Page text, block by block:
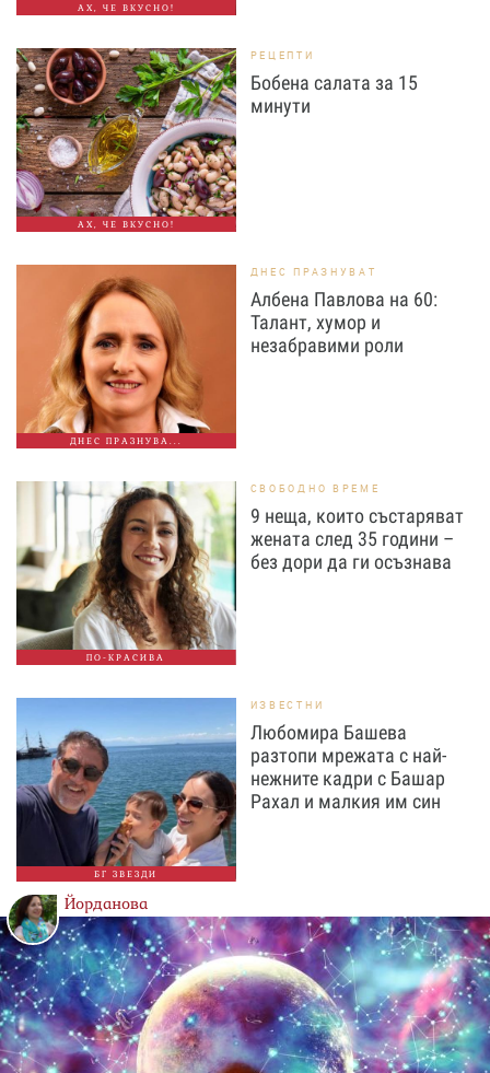
АХ, ЧЕ ВКУСНО!
АХ, ЧЕ ВКУСНО!
РЕЦЕПТИ
Бобена салата за 15
минути
ДНЕС ПРАЗНУВА...
ДНЕС ПРАЗНУВАТ
Албена Павлова на 60:
Талант, хумор и
незабравими роли
ПО-КРАСИВА
СВОБОДНО ВРЕМЕ
9 неща, които състаряват
жената след 35 години –
без дори да ги осъзнава
БГ ЗВЕЗДИ
ИЗВЕСТНИ
Любомира Башева
разтопи мрежата с най-
нежните кадри с Башар
Рахал и малкия им син
Йорданова